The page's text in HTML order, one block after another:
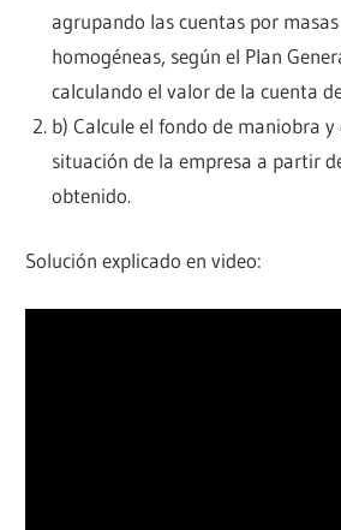
agrupando las cuentas por
homogéneas, según el Plan
calculando el valor de la cuenta
b) Calcule el fondo de maniobra y
situación de la empresa a partir
obtenido.
Solución explicado en video: